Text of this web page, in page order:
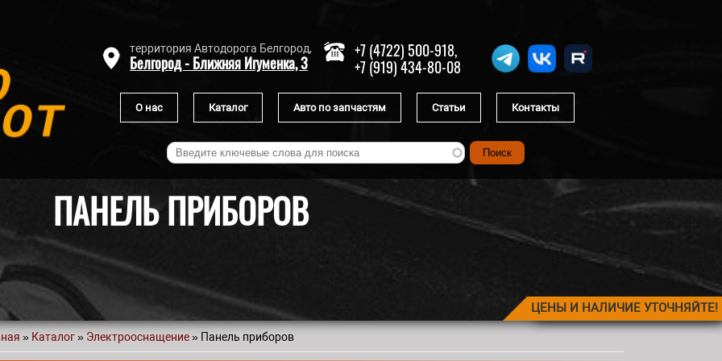
территория Автодорога Белгород,
Белгород - Ближняя Игуменка, 3
+7 (4722) 500-918,
+7 (919) 434-80-08
О нас Каталог Авто по запчастям Статьи Контакты
ПАНЕЛЬ ПРИБОРОВ
ЦЕНЫ И НАЛИЧИЕ УТОЧНЯЙТЕ!
» Каталог» Электрооснащение» Панель приборов